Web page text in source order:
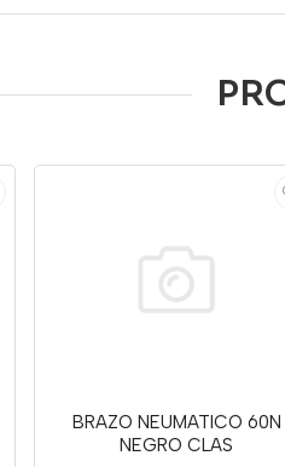
BRAZO NEUMATICO 60N
NEGRO CLAS